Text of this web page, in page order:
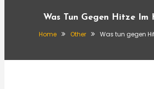
Was Tun Gegen Hitze Im
Home Other Was tun gegen